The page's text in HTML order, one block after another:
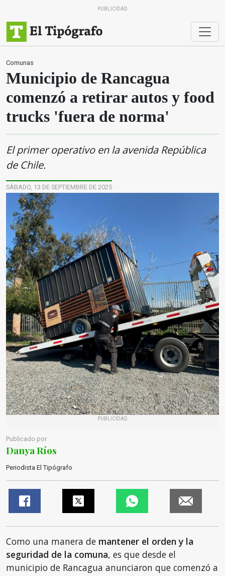
PUBLICIDAD
Comunas
Municipio de Rancagua
comenzó a retirar autos y food
trucks 'fuera de norma'
El primer operativo en la avenida República
de Chile.
SÁBADO, 13 DE SEPTIEMBRE DE 2025
PUBLICIDAD
Publicado por
Danya Ríos
Periodista El Tipógrafo
Como una manera de mantener el orden y la
seguridad de la comuna, es que desde el
municipio de Rancagua anunciaron que comenzó a